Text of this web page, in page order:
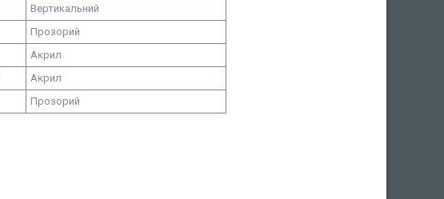
Вертикальний
Прозорий
Акрил
Акрил
Прозорий